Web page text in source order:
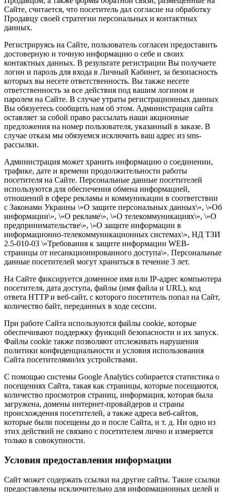
Сайте, считается, что посетитель дал согласие на обработку
Продавцу своей стратегии персональных и контактных
данных.
Регистрируясь на Сайте, пользователь согласен предоставить
достоверную и точную информацию о себе и своих
контактных данных. В результате регистрации Вы получаете
логин и пароль для входа в Личный Кабинет, за безопасность
которых вы несете ответственность. Вы также несете
ответственность за все действия под вашим логином и
паролем на Сайте. В случае утраты регистрационных данных
Вы обязуетесь сообщить нам об этом. Администрация сайта
оставляет за собой право рассылать наши акционные
предложения на номер пользователя, указанный в заказе. В
случае отказа мы обязуемся исключить ваш адрес из sms-
рассылки.
Администрация может хранить информацию о соединении,
трафике, дате и времени продолжительности работы
посетителя на Сайте. Персональные данные посетителей
используются для обеспечения обмена информацией,
отношений в сфере рекламы и коммуникации в соответствии
с Законами Украины \»О защите персональных данных\», \»Об
информации\», \»О рекламе\», \»О телекоммуникациях\», \»О
предпринимательстве\», \»О защите информации в
информационно-телекоммуникационных системах\», НД ТЗИ
2.5-010-03 \»Требования к защите информации WEB-
страницы от несанкционированного доступа\». Персональные
данные посетителей могут храниться в течение 3 лет.
На Сайте фиксируется доменное имя или IP-адрес компьютера
посетителя, дата доступа, файлы (имя файла и URL), код
ответа HTTP и веб-сайт, с которого посетитель попал на Сайт,
количество байт, переданных в ходе сессии.
При работе Сайта используются файлы cookie, которые
обеспечивают поддержку функций безопасности и их запуск.
Файлы cookie также позволяют отслеживать нарушения
политики конфиденциальности и условия использования
Сайта посетителями/их устройствами.
С помощью системы Google Analytics собирается статистика о
посещениях Сайта, такая как страницы, которые посещаются,
количество просмотров страниц, информация, которая была
загружена, домены интернет-провайдеров и страны
происхождения посетителей, а также адреса веб-сайтов,
которые были посещены до и после Сайта, и т. д. Ни одно из
этих действий не связано с посетителем лично и измеряется
только в совокупности.
Условия предоставления информации
Сайт может содержать ссылки на другие сайты. Такие ссылки
предоставлены исключительно для информационных целей и